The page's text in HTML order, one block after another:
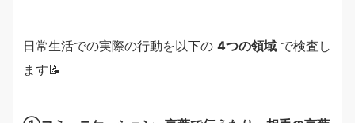
日常生活での実際の行動を以下の 4つの領域 で検査し
ます📝